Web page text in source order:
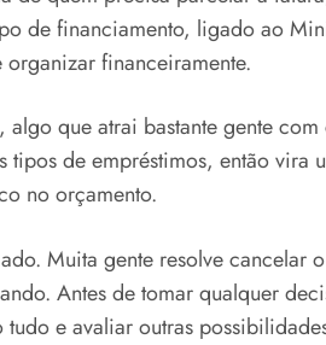
de financiamento, ligado ao
financeiramente.
que atrai bastante gente
de empréstimos, então vira
no orçamento.
Muita gente resolve cancelar
Antes de tomar qualquer
e avaliar outras